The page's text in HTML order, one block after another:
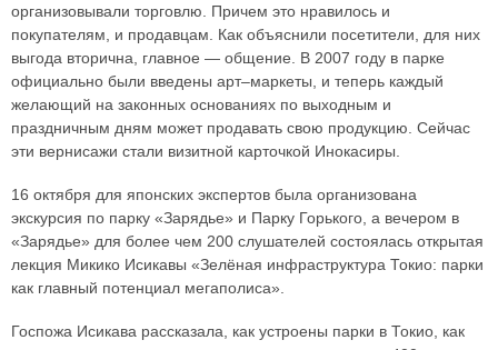
организовывали торговлю. Причем это нравилось и
покупателям, и продавцам. Как объяснили посетители, для них
выгода вторична, главное — общение. В 2007 году в парке
официально были введены арт–маркеты, и теперь каждый
желающий на законных основаниях по выходным и
праздничным дням может продавать свою продукцию. Сейчас
эти вернисажи стали визитной карточкой Инокасиры.
16 октября для японских экспертов была организована
экскурсия по парку «Зарядье» и Парку Горького, а вечером в
«Зарядье» для более чем 200 слушателей состоялась открытая
лекция Микико Исикавы «Зелёная инфраструктура Токио: парки
как главный потенциал мегаполиса».
Госпожа Исикава рассказала, как устроены парки в Токио, как